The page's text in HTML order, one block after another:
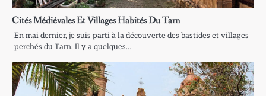
Cités Médiévales Et Villages Habités Du Tarn
En mai dernier, je suis parti à la découverte des bastides et villages
perchés du Tarn. Il y a quelques…